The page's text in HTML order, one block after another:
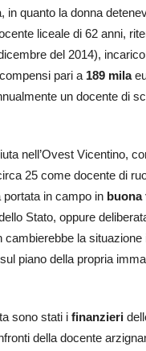
in quanto la donna
liceale di 62 anni,
del 2014),
pari a 189 mila
un docente di
nell’Ovest Vicentino,
25 come docente di
in campo in buona
Stato, oppure
la
piano della propria
sono stati i finanzieri
della docente